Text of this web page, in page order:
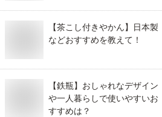
【茶こし付きやかん】日本製
などおすすめを教えて！
【鉄瓶】おしゃれなデザイン
や一人暮らしで使いやすいお
すすめは？